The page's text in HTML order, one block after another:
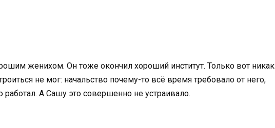
женихом. Он тоже окончил хороший институт. Только вот никак
не мог: начальство почему-то всё время требовало от него,
А Сашу это совершенно не устраивало.